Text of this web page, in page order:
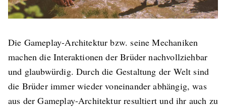
Die Gameplay-Architektur bzw. seine Mechaniken
machen die Interaktionen der Brüder nachvollziehbar
und glaubwürdig. Durch die Gestaltung der Welt sind
die Brüder immer wieder voneinander abhängig, was
aus der Gameplay-Architektur resultiert und ihr auch zu